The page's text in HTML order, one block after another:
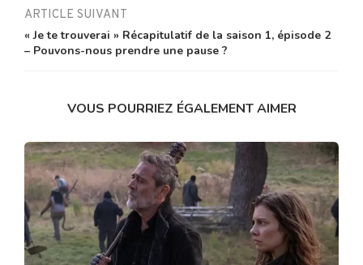
ARTICLE SUIVANT
« Je te trouverai » Récapitulatif de la saison 1, épisode 2
– Pouvons-nous prendre une pause ?
VOUS POURRIEZ ÉGALEMENT AIMER